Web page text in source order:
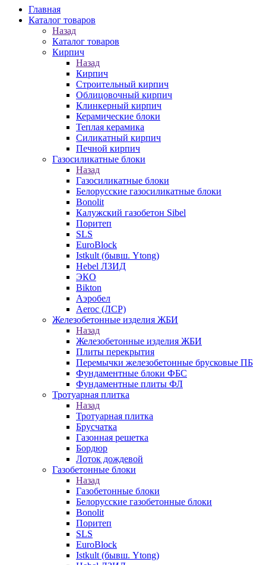
Главная
Каталог товаров
Назад
Каталог товаров
Кирпич
Назад
Кирпич
Строительный кирпич
Облицовочный кирпич
Клинкерный кирпич
Керамические блоки
Теплая керамика
Силикатный кирпич
Печной кирпич
Газосиликатные блоки
Назад
Газосиликатные блоки
Белорусские газосиликатные блоки
Bonolit
Калужский газобетон Sibel
Поритеп
SLS
EuroBlock
Istkult (бывш. Ytong)
Hebel ЛЗИД
ЭКО
Bikton
Аэробел
Aeroc (ЛСР)
Железобетонные изделия ЖБИ
Назад
Железобетонные изделия ЖБИ
Плиты перекрытия
Перемычки железобетонные брусковые ПБ
Фундаментные блоки ФБС
Фундаментные плиты ФЛ
Тротуарная плитка
Назад
Тротуарная плитка
Брусчатка
Газонная решетка
Бордюр
Лоток дождевой
Газобетонные блоки
Назад
Газобетонные блоки
Белорусские газобетонные блоки
Bonolit
Поритеп
SLS
EuroBlock
Istkult (бывш. Ytong)